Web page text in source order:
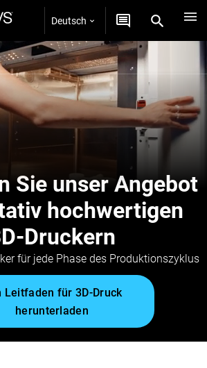
Deutsch
Sie unser Angebot
hochwertigen
Druckern
für jede Phase des Produktionszyklus
Leitfaden für 3D-Druck
herunterladen